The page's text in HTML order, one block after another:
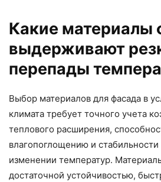
Какие материалы
выдерживают
перепады
Выбор материалов для фасада в
климата требует точного учета
теплового расширения,
влагопоглощению и
изменении температур.
достаточной устойчивостью,